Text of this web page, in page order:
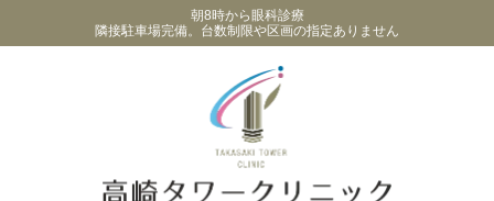
朝8時から眼科診療
隣接駐車場完備。台数制限や区画の指定ありません